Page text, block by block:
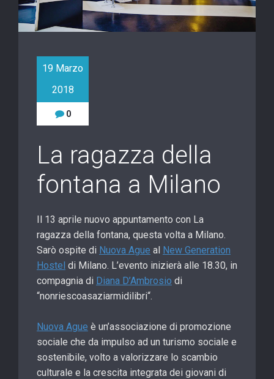
19 Marzo
2018
0
La ragazza della
fontana a Milano
Il 13 aprile nuovo appuntamento con La
ragazza della fontana, questa volta a Milano.
Sarò ospite di Nuova Ague al New Generation
Hostel di Milano. L’evento inizierà alle 18.30, in
compagnia di Diana D’Ambrosio di
“nonriescoasaziarmidilibri“.
Nuova Ague è un’associazione di promozione
sociale che da impulso ad un turismo sociale e
sostenibile, volto a valorizzare lo scambio
culturale e la crescita integrata dei giovani di